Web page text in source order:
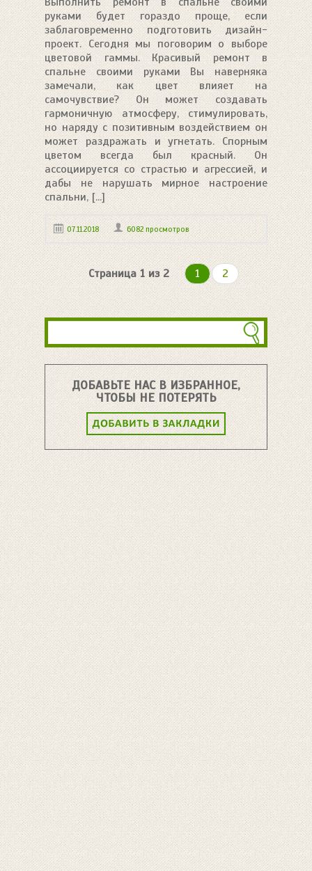
руками будет гораздо проще, если
заблаговременно подготовить дизайн-
проект. Сегодня мы поговорим о выборе
цветовой гаммы. Красивый ремонт в
спальне своими руками Вы наверняка
замечали, как цвет влияет на
самочувствие? Он может создавать
гармоничную атмосферу, стимулировать,
но наряду с позитивным воздействием он
может раздражать и угнетать. Спорным
цветом всегда был красный. Он
ассоциируется со страстью и агрессией, и
дабы не нарушать мирное настроение
спальни, [...]
07.11.2018 6082 просмотров
Страница 1 из 2 1 2
ДОБАВЬТЕ НАС В ИЗБРАННОЕ,
ЧТОБЫ НЕ ПОТЕРЯТЬ